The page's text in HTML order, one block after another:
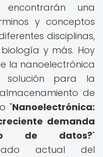
una
y conceptos
disciplinas,
y más. Hoy
la nanoelectrónica
para la
de
"Nanoelectrónica:
demanda
de datos?"
actual del